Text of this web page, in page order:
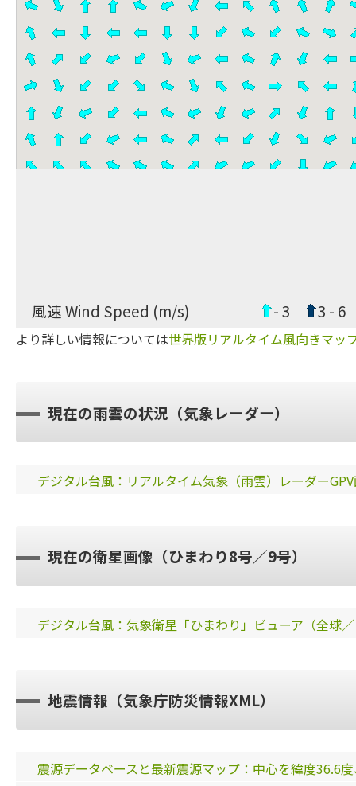
風速 Wind Speed (m/s) - 3 3 - 6
より詳しい情報については世界版リアルタイム風向きマッ
現在の雨雲の状況（気象レーダー）
デジタル台風：リアルタイム気象（雨雲）レーダー
現在の衛星画像（ひまわり8号／9号）
デジタル台風：気象衛星「ひまわり」ビューア（全球
地震情報（気象庁防災情報XML）
震源データベースと最新震源マップ：中心を緯度36.6